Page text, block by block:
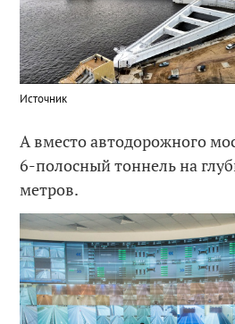
Источник
А вместо автодорожного
6-полосный тоннель на
метров.